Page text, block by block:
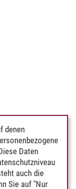
denen
Daten
auch die
Sie auf "Nur